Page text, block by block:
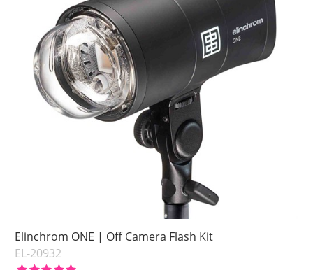
Elinchrom ONE | Off Camera Flash Kit
EL-20932